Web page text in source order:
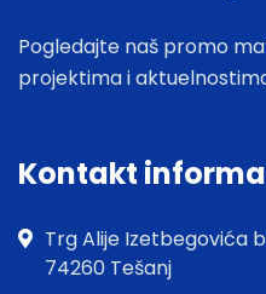
Pogledajte naš promo
projektima i
Kontakt
Trg Alije Izetbegovića
74260 Tešanj